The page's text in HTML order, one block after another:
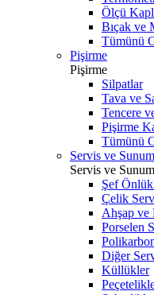
Ölçü
Bıçak ve
Tümünü
Pişirme
Pişirme
Silpatlar
Tava ve
Tencere
Pişirme
Tümünü
Servis ve Sunum
Servis ve Sunum
Şef
Çelik
Ahşap ve
Porselen
Diğer
Küllükler